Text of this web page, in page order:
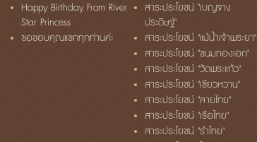
Happy Birthday From River
Star Princess
ขอขอบคุณแขกทุกท่านค่ะ
สาระประโยชน์ "เบญจาง
ประดิษฐ์"
สาระประโยชน์ "แม้น้ำเจ้าพระยา"
สาระประโยชน์ "ขนมทองเอก"
สาระประโยชน์ "วัดพระแก้ว"
สาระประโยชน์ "เขียวหวาน"
สาระประโยชน์ "ลายไทย"
สาระประโยชน์ "เรือไทย"
สาระประโยชน์ "รำไทย"